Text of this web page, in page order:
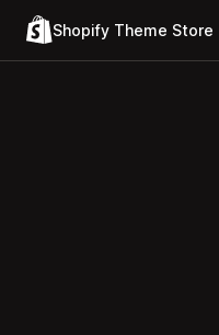
Shopify Theme Store